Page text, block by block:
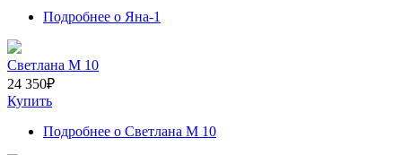
Подробнее о Яна-1
Светлана M 10
24 350₽
Купить
Подробнее о Светлана M 10